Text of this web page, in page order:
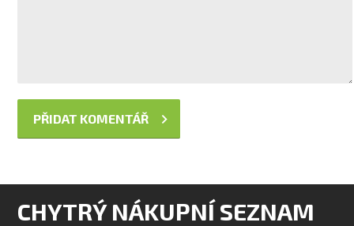
CHYTRÝ NÁKUPNÍ SEZNAM